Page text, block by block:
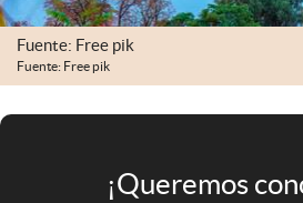
Mediakit
abre en nueva pestaña
Argentina
Fuente: Free pik
Fuente: Free pik
¡Queremos